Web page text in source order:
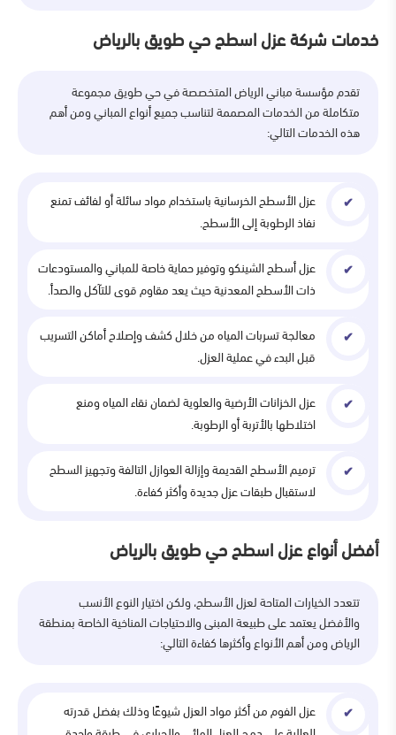
خدمات شركة عزل اسطح حي طويق بالرياض
تقدم مؤسسة مباني الرياض المتخصصة في حي طويق مجموعة
متكاملة من الخدمات المصممة لتناسب جميع أنواع المباني ومن أهم
هذه الخدمات التالي:
عزل الأسطح الخرسانية باستخدام مواد سائلة أو لفائف تمنع
نفاذ الرطوبة إلى الأسطح.
عزل أسطح الشينكو وتوفير حماية خاصة للمباني والمستودعات
ذات الأسطح المعدنية حيث يعد مقاوم قوى للتآكل والصدأ.
معالجة تسربات المياه من خلال كشف وإصلاح أماكن التسريب
قبل البدء في عملية العزل.
عزل الخزانات الأرضية والعلوية لضمان نقاء المياه ومنع
اختلاطها بالأتربة أو الرطوبة.
ترميم الأسطح القديمة وإزالة العوازل التالفة وتجهيز السطح
لاستقبال طبقات عزل جديدة وأكثر كفاءة.
أفضل أنواع عزل اسطح حي طويق بالرياض
تتعدد الخيارات المتاحة لعزل الأسطح، ولكن اختيار النوع الأنسب
والأفضل يعتمد على طبيعة المبنى والاحتياجات المناخية الخاصة بمنطقة
الرياض ومن أهم الأنواع وأكثرها كفاءة التالي:
عزل الفوم من أكثر مواد العزل شيوعًا وذلك بفضل قدرته